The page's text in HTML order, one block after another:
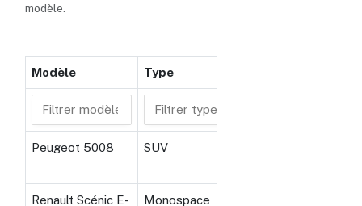
modèle.
Modèle Type
Peugeot 5008 SUV
Renault Scénic E- Monospace